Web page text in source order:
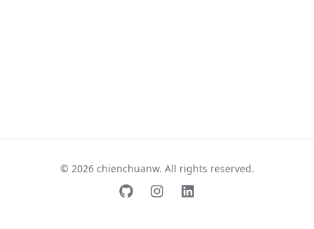
© 2026 chienchuanw. All rights reserved.